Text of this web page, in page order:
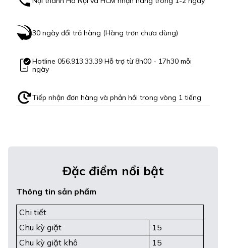
30 ngày đổi trả hàng (Hàng trơn chưa dùng)
Hotline 056.913.33.39 Hỗ trợ từ 8h00 - 17h30 mỗi
ngày
Tiếp nhận đơn hàng và phản hồi trong vòng 1 tiếng
Đặc điểm nổi bật
Thông tin sản phẩm
Chi tiết
Chu kỳ giặt
15
Chu kỳ giặt khô
15